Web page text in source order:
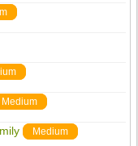
Medium
Medium